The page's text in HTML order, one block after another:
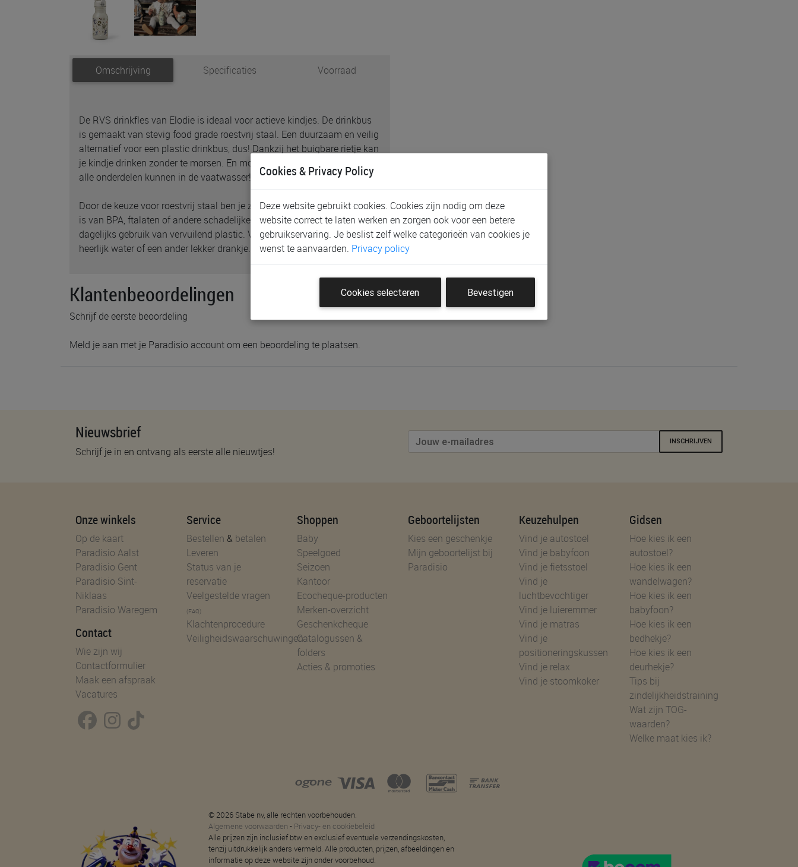
Omschrijving Specificaties Voorraad
De RVS drinkfles van Elodie is ideaal voor actieve kindjes. De drinkbus
is gemaakt van stevig food grade roestvrij staal. Een duurzaam en veilig
alternatief voor een plastic drinkbus, dus! Dankzij het buigbare rietje kan
je kindje drinken zonder te morsen. En mooi meegenomen voor ouders:
alle onderdelen kunnen in de vaatwasser! ;-)
Door de keuze voor roestvrij staal ben je zeker dat dit product 100% vrij
is van BPA, ftalaten of andere schadelijke stoffen. Ook verminder je zo
dagelijks gebruik van vervuilend plastic. Vul de drinkfles met 350 ml
heerlijk water of een ander lekker drankje.
Klantenbeoordelingen
Schrijf de eerste beoordeling
Meld je aan met je Paradisio account om een beoordeling te plaatsen.
Nieuwsbrief
Schrijf je in en ontvang als eerste alle nieuwtjes!
INSCHRIJVEN
Onze winkels
Op de kaart
Paradisio Aalst
Paradisio Gent
Paradisio Sint-
Niklaas
Paradisio Waregem
Contact
Wie zijn wij
Contactformulier
Maak een afspraak
Vacatures
Service
Bestellen & betalen
Leveren
Status van je
reservatie
Veelgestelde vragen
(FAQ)
Klachtenprocedure
Veiligheidswaarschuwingen
Shoppen
Baby
Speelgoed
Seizoen
Kantoor
Ecocheque-producten
Merken-overzicht
Geschenkcheque
Catalogussen &
folders
Acties & promoties
Geboortelijsten
Kies een geschenkje
Mijn geboortelijst bij
Paradisio
Keuzehulpen
Vind je autostoel
Vind je babyfoon
Vind je fietsstoel
Vind je
luchtbevochtiger
Vind je luieremmer
Vind je matras
Vind je
positioneringskussen
Vind je relax
Vind je stoomkoker
Gidsen
Hoe kies ik een
autostoel?
Hoe kies ik een
wandelwagen?
Hoe kies ik een
babyfoon?
Hoe kies ik een
bedhekje?
Hoe kies ik een
deurhekje?
Tips bij
zindelijkheidstraining
Wat zijn TOG-
waarden?
Welke maat kies ik?
© 2026 Stabe nv, alle rechten voorbehouden.
Algemene voorwaarden - Privacy- en cookiebeleid
Alle prijzen zijn inclusief btw en exclusief eventuele verzendingskosten,
tenzij uitdrukkelijk anders vermeld. Alle producten, prijzen, afbeeldingen en
informatie op deze website zijn onder voorbehoud.
Cookies & Privacy Policy
Deze website gebruikt cookies. Cookies zijn nodig om deze
website correct te laten werken en zorgen ook voor een betere
gebruikservaring. Je beslist zelf welke categorieën van cookies je
wenst te aanvaarden. Privacy policy
Cookies selecteren Bevestigen